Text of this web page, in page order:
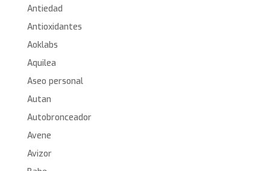
Antiedad
Antioxidantes
Aoklabs
Aquilea
Aseo personal
Autan
Autobronceador
Avene
Avizor